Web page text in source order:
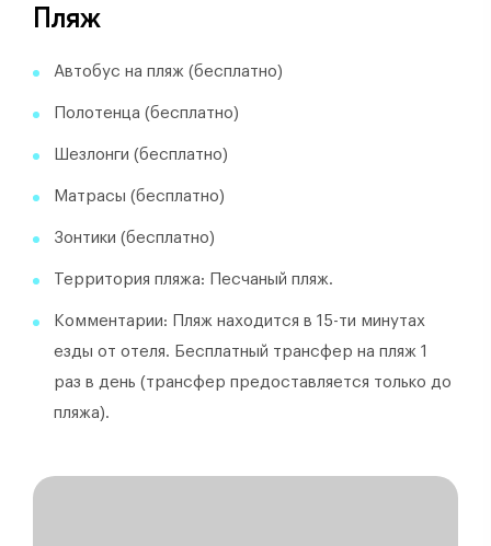
Пляж
Автобус на пляж (бесплатно)
Полотенца (бесплатно)
Шезлонги (бесплатно)
Матрасы (бесплатно)
Зонтики (бесплатно)
Территория пляжа: Песчаный пляж.
Комментарии: Пляж находится в 15-ти минутах
езды от отеля. Бесплатный трансфер на пляж 1
раз в день (трансфер предоставляется только до
пляжа).